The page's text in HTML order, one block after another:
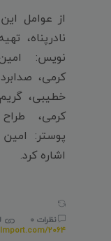
از عوامل
نادرپناه،
نویس:
کرمی،
خطیبی،
کرمی،
پوستر: امین
اشاره کرد.
نظرات 0
2064